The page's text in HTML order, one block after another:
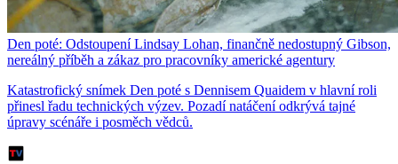
Den poté: Odstoupení Lindsay Lohan, finančně nedostupný Gibson,
nereálný příběh a zákaz pro pracovníky americké agentury
Katastrofický snímek Den poté s Dennisem Quaidem v hlavní roli
přinesl řadu technických výzev. Pozadí natáčení odkrývá tajné
úpravy scénáře i posměch vědců.